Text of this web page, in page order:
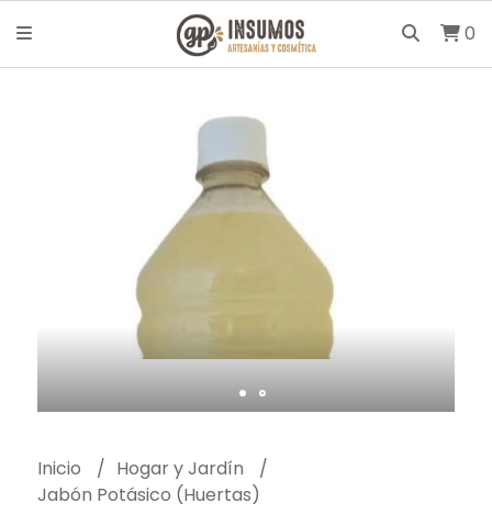
0
Inicio
Hogar y Jardín
Jabón Potásico (Huertas)